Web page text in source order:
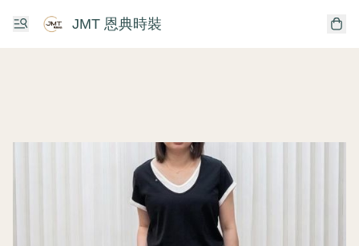
JMT 恩典時裝